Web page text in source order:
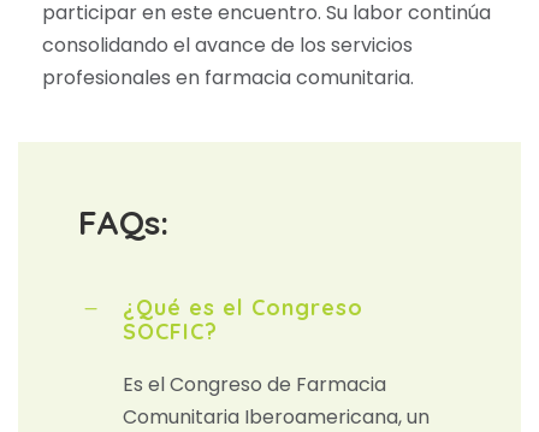
participar en este encuentro. Su labor continúa
consolidando el avance de los servicios
profesionales en farmacia comunitaria.
FAQs:
¿Qué es el Congreso
SOCFIC?
Es el Congreso de Farmacia
Comunitaria Iberoamericana, un